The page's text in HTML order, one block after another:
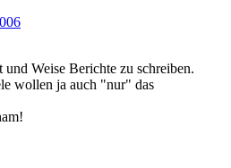
und Weise Berichte zu schreiben.
wollen ja auch "nur" das